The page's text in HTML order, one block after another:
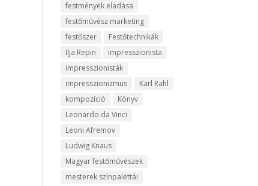
festmények eladása
festőművész marketing
festőszer
Festőtechnikák
Ilja Repin
impresszionista
impresszionisták
impresszionizmus
Karl Rahl
kompozíció
Könyv
Leonardo da Vinci
Leoni Afremov
Ludwig Knaus
Magyar festőművészek
mesterek színpalettái